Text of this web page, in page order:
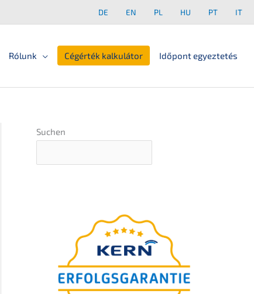
DE EN PL HU PT IT
Rólunk Cégérték kalkulátor Időpont egyeztetés
Suchen
végső útmuta­tó
az Ön vállala­tá­nak
utódlásához